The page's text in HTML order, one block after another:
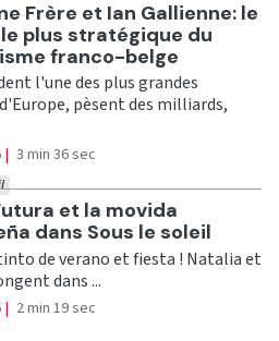
Frère et Ian Gallienne: le
plus stratégique du
franco-belge
l'une des plus grandes
pèsent des milliards,
| 3 min 36 sec
et la movida
dans Sous le soleil
de verano et fiesta ! Natalia et
dans ...
| 2 min 19 sec